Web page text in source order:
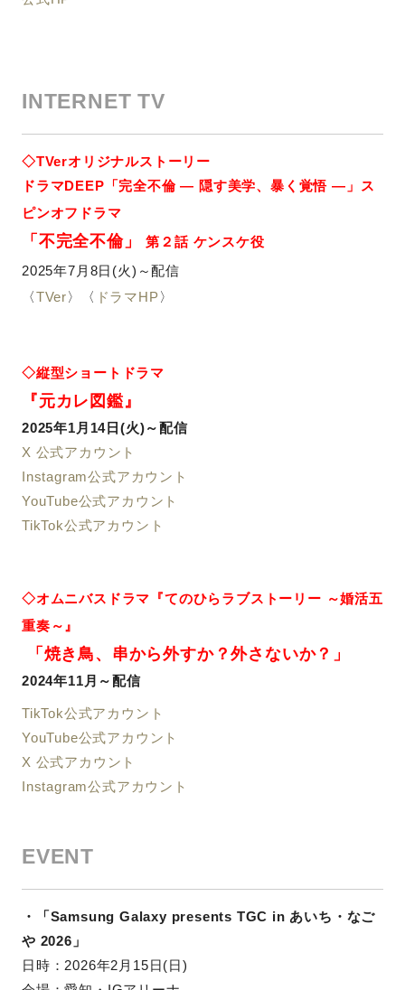
INTERNET TV
◇TVerオリジナルストーリー
ドラマDEEP「完全不倫 ― 隠す美学、暴く覚悟 ―」ス
ピンオフドラマ
「不完全不倫」第２話 ケンスケ役
2025年7月8日(火)～配信
〈TVer〉〈 ドラマHP〉
◇縦型ショートドラマ
『元カレ図鑑』
2025年1月14日(火)～配信
X 公式アカウント
Instagram公式アカウント
YouTube公式アカウント
TikTok公式アカウント
◇オムニバスドラマ『てのひらラブストーリー ～婚活五
重奏～』
「焼き鳥、串から外すか？外さないか？」
2024年11月～配信
TikTok公式アカウント
YouTube公式アカウント
X 公式アカウント
Instagram公式アカウント
EVENT
・「Samsung Galaxy presents TGC in あいち・なご
や 2026」
日時： 2026年2月15日(日)